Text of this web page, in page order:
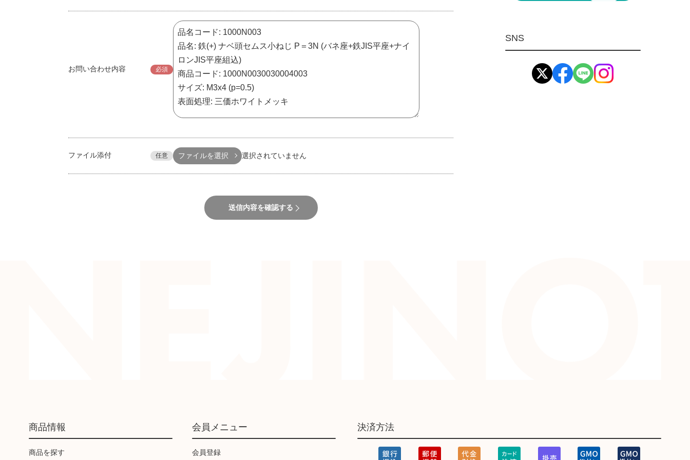
お問い合わせ内容 必須
ファイル添付 任意 ファイルを選択 選択されていません
送信内容を確認する
環境安全用品
工業資材(栃木屋)
SNS
商品情報
商品を探す
会員メニュー
会員登録
決済方法